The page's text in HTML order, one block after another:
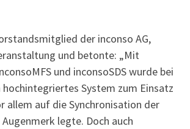
der inconso AG,
und betonte: „Mit
und inconsoSDS wurde bei
hochintegriertes System zum Einsatz
allem auf die Synchronisation der
legte. Doch auch